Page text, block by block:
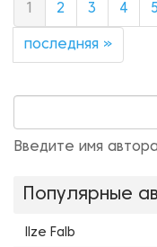
2 3 4 5
последняя »
Введите имя
Популярные
Ilze Falb